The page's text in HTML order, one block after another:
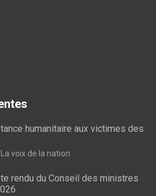
humanitaire aux victimes des
La voix de la nation
rendu du Conseil des ministres